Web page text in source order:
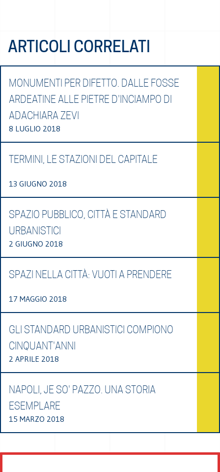
ARTICOLI CORRELATI
MONUMENTI PER DIFETTO. DALLE FOSSE
ARDEATINE ALLE PIETRE D'INCIAMPO DI
ADACHIARA ZEVI
8 LUGLIO 2018
TERMINI, LE STAZIONI DEL CAPITALE
13 GIUGNO 2018
SPAZIO PUBBLICO, CITTÀ E STANDARD
URBANISTICI
2 GIUGNO 2018
SPAZI NELLA CITTÀ: VUOTI A PRENDERE
17 MAGGIO 2018
GLI STANDARD URBANISTICI COMPIONO
CINQUANT'ANNI
2 APRILE 2018
NAPOLI, JE SO' PAZZO. UNA STORIA
ESEMPLARE
15 MARZO 2018